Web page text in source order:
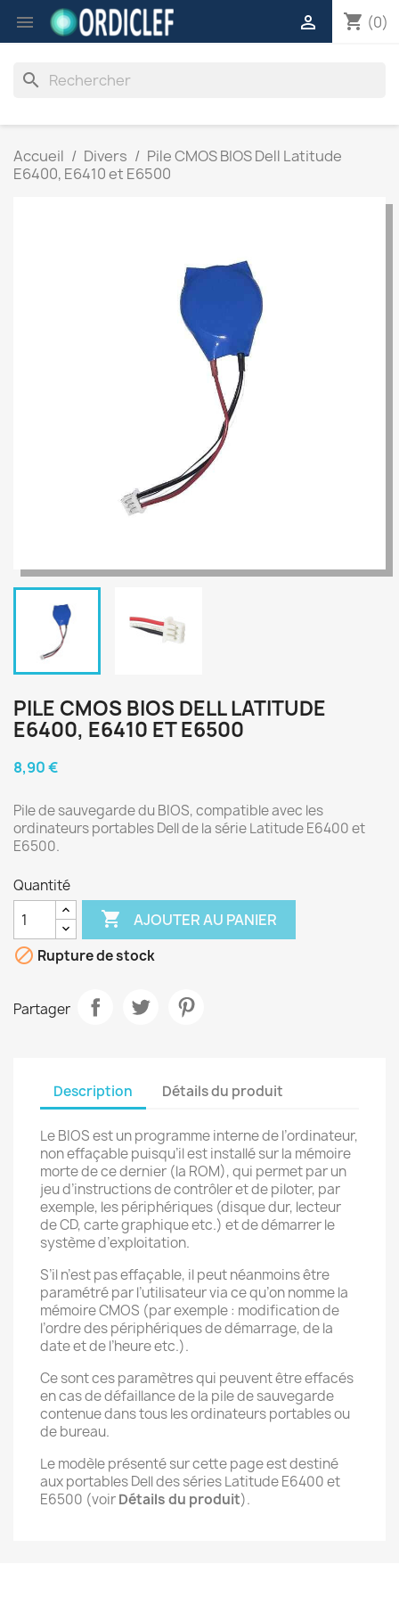
 shopping_cart (0)

search
Accueil Divers
Pile CMOS BIOS Dell Latitude
E6400, E6410 et E6500
PILE CMOS BIOS DELL LATITUDE
E6400, E6410 ET E6500
8,90 €
Pile de sauvegarde du BIOS, compatible avec les
ordinateurs portables Dell de la série Latitude E6400 et
E6500.
Quantité
 AJOUTER AU PANIER
 Rupture de stock
Partager
Description Détails du produit
Le BIOS est un programme interne de l’ordinateur,
non effaçable puisqu’il est installé sur la mémoire
morte de ce dernier (la ROM), qui permet par un
jeu d’instructions de contrôler et de piloter, par
exemple, les périphériques (disque dur, lecteur
de CD, carte graphique etc.) et de démarrer le
système d’exploitation.
S’il n’est pas effaçable, il peut néanmoins être
paramétré par l’utilisateur via ce qu’on nomme la
mémoire CMOS (par exemple : modification de
l’ordre des périphériques de démarrage, de la
date et de l’heure etc.).
Ce sont ces paramètres qui peuvent être effacés
en cas de défaillance de la pile de sauvegarde
contenue dans tous les ordinateurs portables ou
de bureau.
Le modèle présenté sur cette page est destiné
aux portables Dell des séries Latitude E6400 et
E6500 (voirDétails du produit).